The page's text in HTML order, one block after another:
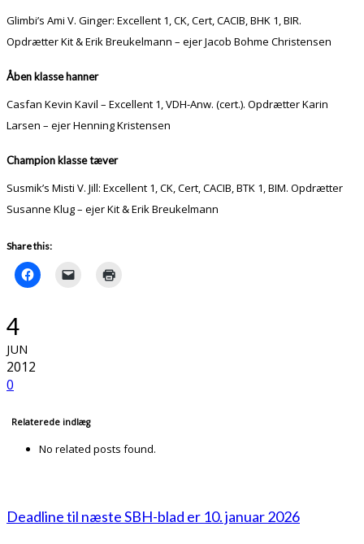
Glimbi’s Ami V. Ginger: Excellent 1, CK, Cert, CACIB, BHK 1, BIR.
Opdrætter Kit & Erik Breukelmann – ejer Jacob Bohme Christensen
Åben klasse hanner
Casfan Kevin Kavil – Excellent 1, VDH-Anw. (cert.). Opdrætter Karin
Larsen – ejer Henning Kristensen
Champion klasse tæver
Susmik’s Misti V. Jill: Excellent 1, CK, Cert, CACIB, BTK 1, BIM. Opdrætter
Susanne Klug – ejer Kit & Erik Breukelmann
Share this:
4
JUN
2012
0
Relaterede indlæg
No related posts found.
Deadline til næste SBH-blad er 10. januar 2026